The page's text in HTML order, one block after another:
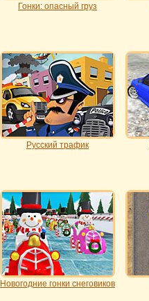
Гонки: опасный груз
Русский трафик
Новогодние гонки снеговиков